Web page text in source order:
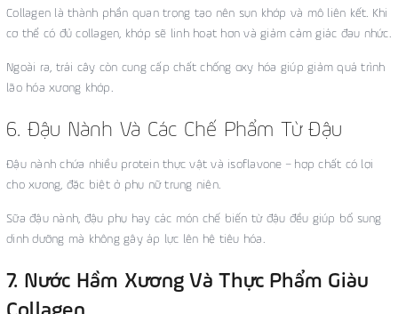
Collagen là thành phần quan trọng tạo nên sụn khớp và mô liên kết. Khi
cơ thể có đủ collagen, khớp sẽ linh hoạt hơn và giảm cảm giác đau nhức.
Ngoài ra, trái cây còn cung cấp chất chống oxy hóa giúp giảm quá trình
lão hóa xương khớp.
6. Đậu Nành Và Các Chế Phẩm Từ Đậu
Đậu nành chứa nhiều protein thực vật và isoflavone – hợp chất có lợi
cho xương, đặc biệt ở phụ nữ trung niên.
Sữa đậu nành, đậu phụ hay các món chế biến từ đậu đều giúp bổ sung
dinh dưỡng mà không gây áp lực lên hệ tiêu hóa.
7. Nước Hầm Xương Và Thực Phẩm Giàu